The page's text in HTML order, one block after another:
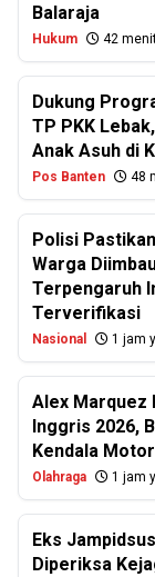
Balaraja
Hukum 42
Dukung
TP PKK
Anak Asuh di
Pos Banten 48
Polisi
Warga
Terpengaruh
Terverifikasi
Nasional 1 jam
Alex Marquez
Inggris 2026,
Kendala Motor
Olahraga 1 jam
Eks
Diperiksa